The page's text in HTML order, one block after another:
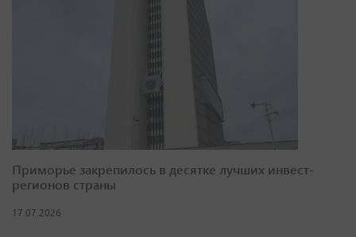
Приморье закрепилось в десятке лучших инвест-
регионов страны
17.07.2026